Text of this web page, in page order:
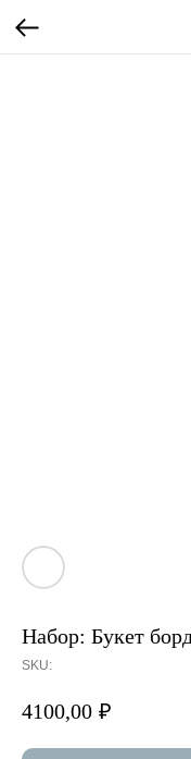
Набор: Букет
SKU:
4100,00 ₽